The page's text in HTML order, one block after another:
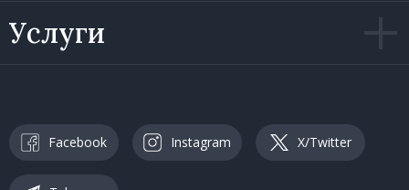
Услуги
Facebook Instagram X/Twitter